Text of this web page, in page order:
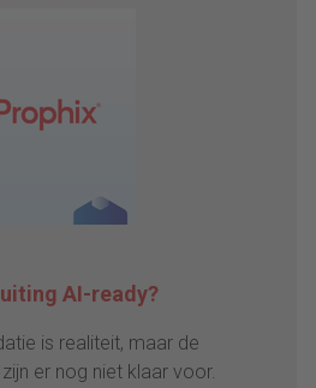
AI-ready?
is realiteit, maar de
er nog niet klaar voor.